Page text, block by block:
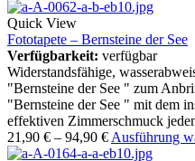
Quick View
Fototapete – Bernsteine der See
Verfügbarkeit: verfügbar
Widerstandsfähige,
"Bernsteine der See " zum
"Bernsteine der See " mit dem
effektiven Zimmerschmuck
21,90 € – 94,90 € Ausführung